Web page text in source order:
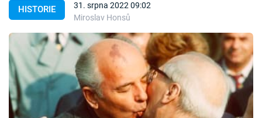
Témata
Témata
Pořady
TV Program
HISTORIE
31. srpna 2022 09:02
Miroslav Honsů